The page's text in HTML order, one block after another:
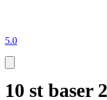
5.0
10 st baser